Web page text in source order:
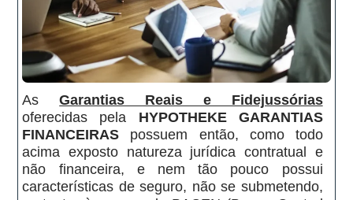
AsGarantias Reais e Fidejussórias
oferecidas pela HYPOTHEKE GARANTIAS
FINANCEIRAS possuem então, como todo
acima exposto natureza jurídica contratual e
não financeira, e nem tão pouco possui
características de seguro, não se submetendo,